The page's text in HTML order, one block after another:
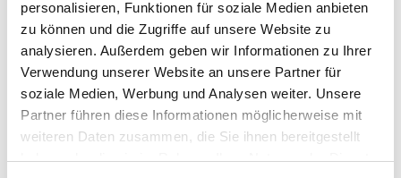
personalisieren, Funktionen für soziale Medien anbieten
zu können und die Zugriffe auf unsere Website zu
analysieren. Außerdem geben wir Informationen zu Ihrer
Verwendung unserer Website an unsere Partner für
soziale Medien, Werbung und Analysen weiter. Unsere
Partner führen diese Informationen möglicherweise mit
weiteren Daten zusammen, die Sie ihnen bereitgestellt
haben oder die sie im Rahmen Ihrer Nutzung der Dienste
Gebinde
Plattenstärke